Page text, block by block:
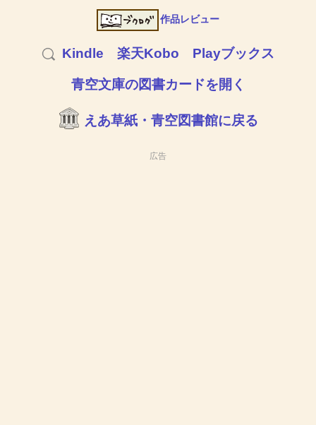
作品レビュー
Kindle 楽天Kobo Playブックス
青空文庫の図書カードを開く
えあ草紙・青空図書館に戻る
広告